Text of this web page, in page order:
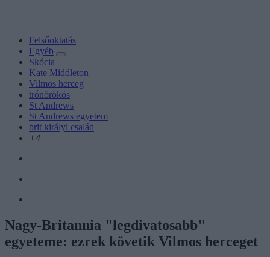
Felsőoktatás
Egyéb
Skócia
Kate Middleton
Vilmos herceg
trónörökös
St Andrews
St Andrews egyetem
brit királyi család
+4
Nagy-Britannia "legdivatosabb"
egyeteme: ezrek követik Vilmos herceget